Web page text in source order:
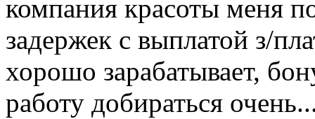
компания красоты меня
задержек с выплатой з/
хорошо зарабатывает,
работу добираться